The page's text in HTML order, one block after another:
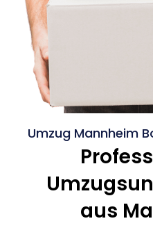
Umzug Mannheim
aus